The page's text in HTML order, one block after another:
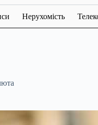
Нерухомість